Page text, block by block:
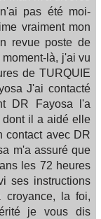
pas été moi-
vraiment mon
revue poste de
là, j'ai vu
de TURQUIE
J'ai contacté
DR Fayosa l'a
il a aidé elle
contact avec DR
m'a assuré que
les 72 heures
ses instructions
la foi,
je vous dis